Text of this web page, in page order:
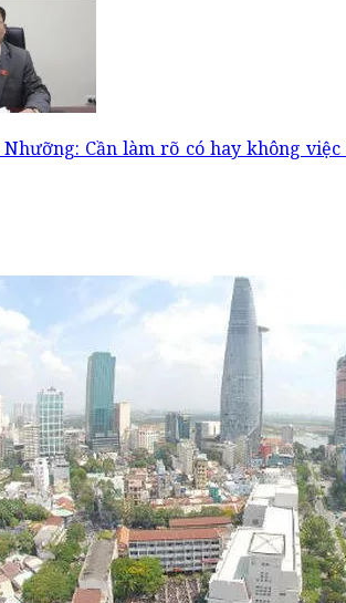
Cần làm rõ có hay không